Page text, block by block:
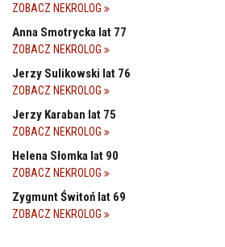
ZOBACZ NEKROLOG
Anna Smotrycka lat 77
ZOBACZ NEKROLOG
Jerzy Sulikowski lat 76
ZOBACZ NEKROLOG
Jerzy Karaban lat 75
ZOBACZ NEKROLOG
Helena Słomka lat 90
ZOBACZ NEKROLOG
Zygmunt Świtoń lat 69
ZOBACZ NEKROLOG